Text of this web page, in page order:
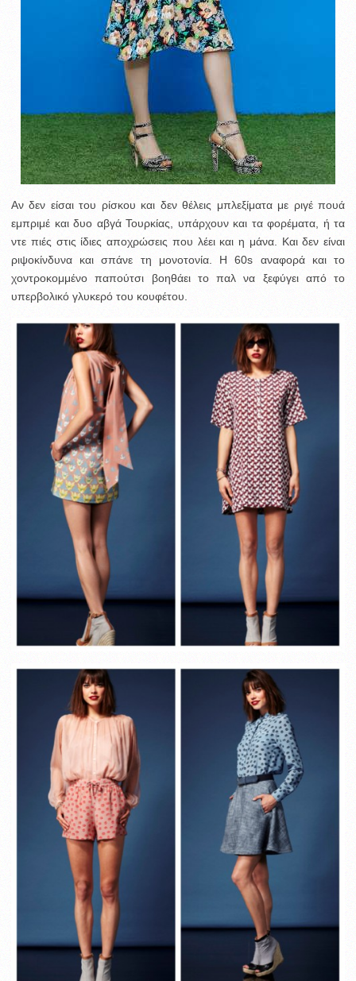
Αν δεν είσαι του ρίσκου και δεν θέλεις μπλεξίματα με ριγέ πουά
εμπριμέ και δυο αβγά Τουρκίας, υπάρχουν και τα φορέματα, ή τα
ντε πιές στις ίδιες αποχρώσεις που λέει και η μάνα. Και δεν είναι
ριψοκίνδυνα και σπάνε τη μονοτονία. Η 60s αναφορά και το
χοντροκομμένο παπούτσι βοηθάει το παλ να ξεφύγει από το
υπερβολικό γλυκερό του κουφέτου.